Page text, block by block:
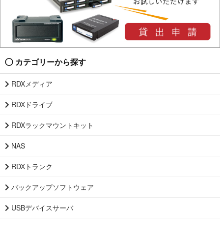
カテゴリーから探す
RDXメディア
RDXドライブ
RDXラックマウントキット
NAS
RDXトランク
バックアップソフトウェア
USBデバイスサーバ